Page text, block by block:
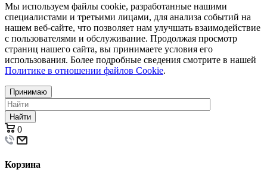
Мы используем файлы cookie, разработанные нашими
специалистами и третьими лицами, для анализа событий на
нашем веб-сайте, что позволяет нам улучшать взаимодействие
с пользователями и обслуживание. Продолжая просмотр
страниц нашего сайта, вы принимаете условия его
использования. Более подробные сведения смотрите в нашей
Политике в отношении файлов Cookie.
Принимаю
Найти
0
Корзина